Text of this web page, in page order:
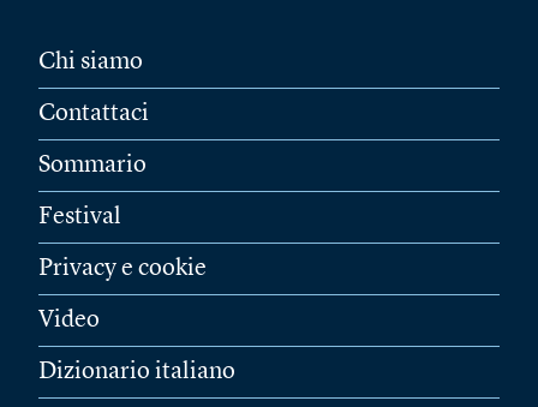
Chi siamo
Contattaci
Sommario
Festival
Privacy e cookie
Video
Dizionario italiano